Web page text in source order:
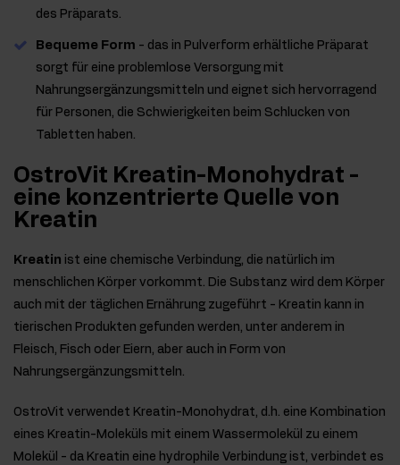
des Präparats.
Bequeme Form - das in Pulverform erhältliche Präparat
sorgt für eine problemlose Versorgung mit
Nahrungsergänzungsmitteln und eignet sich hervorragend
für Personen, die Schwierigkeiten beim Schlucken von
Tabletten haben.
OstroVit Kreatin-Monohydrat -
eine konzentrierte Quelle von
Kreatin
Kreatin ist eine chemische Verbindung, die natürlich im
menschlichen Körper vorkommt. Die Substanz wird dem Körper
auch mit der täglichen Ernährung zugeführt - Kreatin kann in
tierischen Produkten gefunden werden, unter anderem in
Fleisch, Fisch oder Eiern, aber auch in Form von
Nahrungsergänzungsmitteln.
OstroVit verwendet Kreatin-Monohydrat, d.h. eine Kombination
eines Kreatin-Moleküls mit einem Wassermolekül zu einem
Molekül - da Kreatin eine hydrophile Verbindung ist, verbindet es